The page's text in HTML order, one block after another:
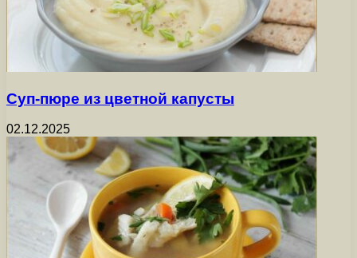
Суп-пюре из цветной капусты
02.12.2025